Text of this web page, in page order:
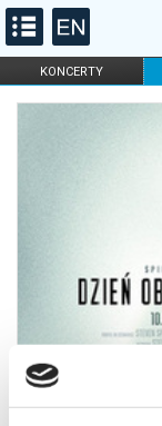
KONCERTY
FILHARMONIA